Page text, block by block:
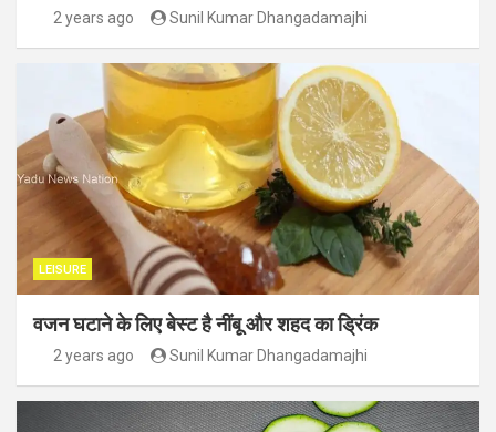
2 years ago Sunil Kumar Dhangadamajhi
LEISURE
वजन घटाने के लिए बेस्ट है नींबू और शहद का ड्रिंक
2 years ago Sunil Kumar Dhangadamajhi